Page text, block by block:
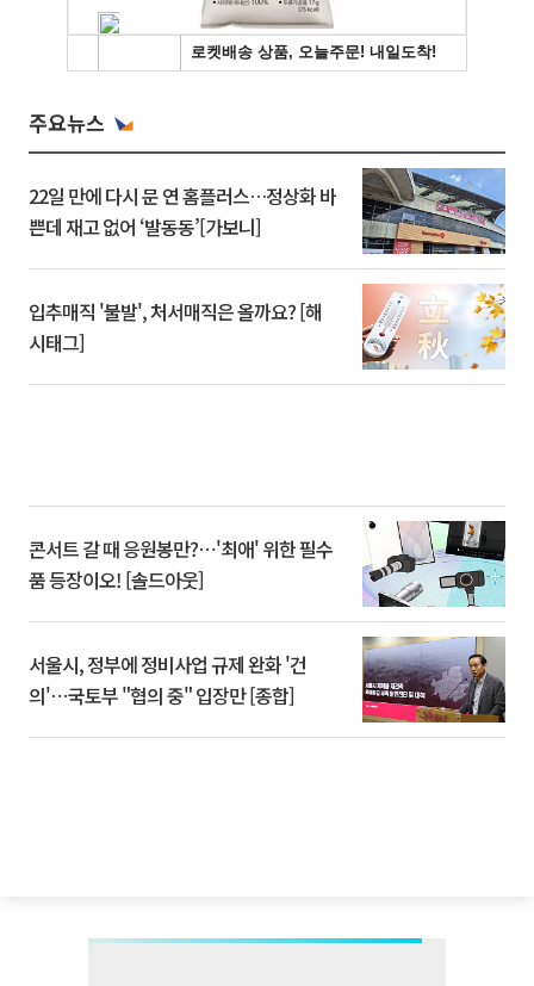
주요뉴스
22일 만에 다시 문 연 홈플러스…정상화 바
쁜데 재고 없어 ‘발동동’[가보니]
입추매직 '불발', 처서매직은 올까요? [해
시태그]
콘서트 갈 때 응원봉만?⋯'최애' 위한 필수
품 등장이오! [솔드아웃]
서울시, 정부에 정비사업 규제 완화 '건
의'⋯국토부 "협의 중" 입장만 [종합]